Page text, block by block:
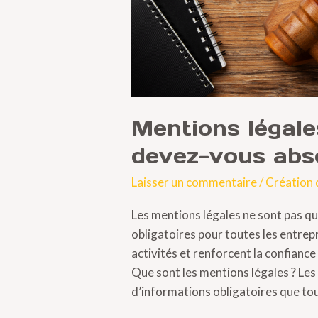
Mentions
devez-vous
Laisser un commentaire/Création
Les mentions légales ne sont pas
obligatoires pour toutes les
activités et renforcent la
Que sont les mentions légales ?
d’informations obligatoires que
?